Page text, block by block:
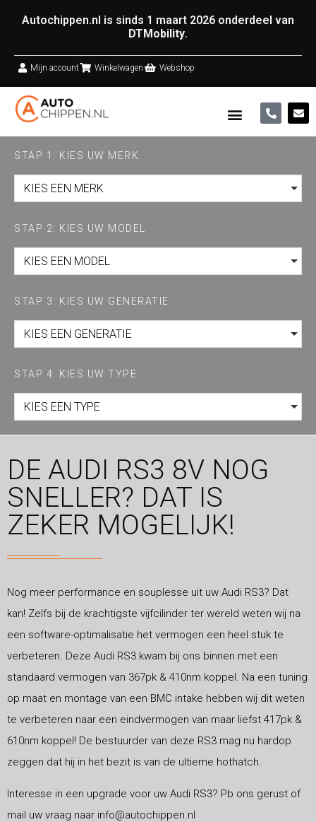
Autochippen.nl is sinds 1 maart 2026 onderdeel van
DTMobility.
Mijn account Winkelwagen Webshop
STAP 1: KIES UW MERK
KIES EEN MERK
STAP 2: KIES UW MODEL
KIES EEN MODEL
STAP 3: KIES UW GENERATIE
KIES EEN GENERATIE
STAP 4: KIES UW TYPE
KIES EEN TYPE
DE AUDI RS3 8V NOG
SNELLER? DAT IS
ZEKER MOGELIJK!
Nog meer performance en souplesse uit uw Audi RS3? Dat
kan! Zelfs bij de krachtigste vijfcilinder ter wereld weten wij na
een software-optimalisatie het vermogen een heel stuk te
verbeteren. Deze Audi RS3 kwam bij ons binnen met een
standaard vermogen van 367pk & 410nm koppel. Na een tuning
op maat en montage van een BMC intake hebben wij dit weten
te verbeteren naar een eindvermogen van maar liefst 417pk &
610nm koppel! De bestuurder van deze RS3 mag nu hardop
zeggen dat hij in het bezit is van de ultieme hothatch.
Interesse in een upgrade voor uw Audi RS3? Pb ons gerust of
mail uw vraag naar info@autochippen.nl